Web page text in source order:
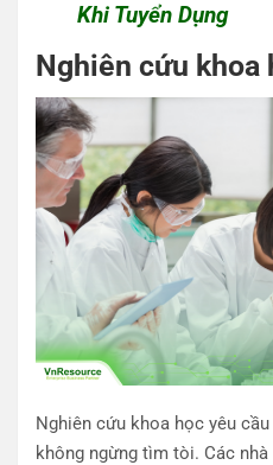
Khi Tuyển Dụng
Nghiên cứu khoa
Nghiên cứu khoa học yêu
không ngừng tìm tòi. Các